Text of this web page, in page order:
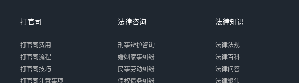
打官司
打官司费用
打官司流程
打官司技巧
打官司注意事项
法律咨询
刑事辩护咨询
婚姻家事纠纷
民事劳动纠纷
债权债务纠纷
法律知识
法律法规
法律百科
法律问答
法律聚焦